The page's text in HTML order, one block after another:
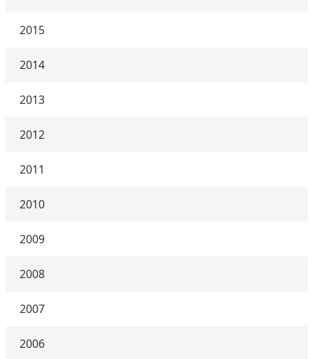
2015
2014
2013
2012
2011
2010
2009
2008
2007
2006